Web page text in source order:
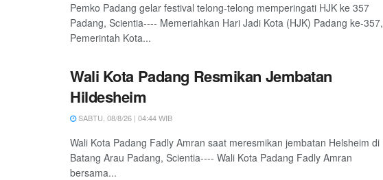
Pemko Padang gelar festival telong-telong memperingati HJK ke 357
Padang, Scientia---- Memeriahkan Hari Jadi Kota (HJK) Padang ke-357,
Pemerintah Kota...
Wali Kota Padang Resmikan Jembatan
Hildesheim
SABTU, 08/8/26 | 04:44 WIB
Wali Kota Padang Fadly Amran saat meresmikan jembatan Helsheim di
Batang Arau Padang, Scientia---- Wali Kota Padang Fadly Amran
bersama...